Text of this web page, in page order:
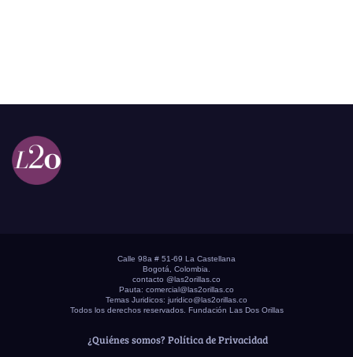
Calle 98a # 51-69 La Castellana
Bogotá, Colombia.
contacto @las2orillas.co
Pauta: comercial@las2orillas.co
Temas Juridicos: juridico@las2orillas.co
Todos los derechos reservados. Fundación Las Dos Orillas
¿Quiénes somos? Política de Privacidad